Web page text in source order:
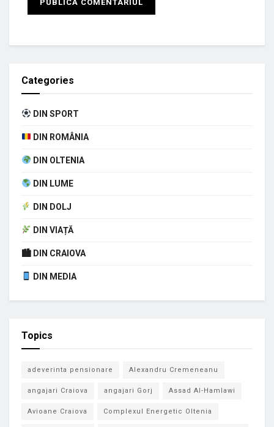
Categories
DIN SPORT
DIN ROMÂNIA
DIN OLTENIA
DIN LUME
DIN DOLJ
DIN VIAȚĂ
🏙 DIN CRAIOVA
DIN MEDIA
Topics
adeverinta pensionare Alexandru Cremeneanu
angajari Craiova angajari Gorj Assad Al-Hamlawi
Avioane Craiova Complexul Energetic Oltenia